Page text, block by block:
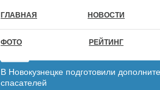
ГЛАВНАЯ НОВОСТИ
ФОТО РЕЙТИНГ
В Новокузнецке подготовили
спасателей